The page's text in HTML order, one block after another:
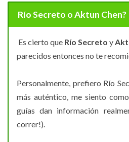
Río Secreto o Aktun Chen?
Es cierto que Río Secreto y
parecidos entonces no te
Personalmente, prefiero Río
más auténtico, me siento
guías dan información
correr!).